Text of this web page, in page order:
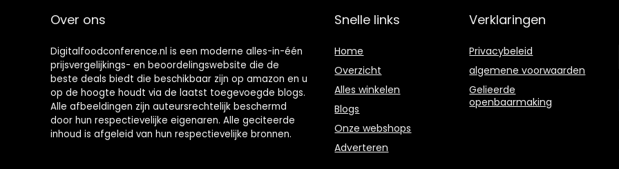
Over ons
Digitalfoodconference.nl is een moderne alles-in-één
prijsvergelijkings- en beoordelingswebsite die de
beste deals biedt die beschikbaar zijn op amazon en u
op de hoogte houdt via de laatst toegevoegde blogs.
Alle afbeeldingen zijn auteursrechtelijk beschermd
door hun respectievelijke eigenaren. Alle geciteerde
inhoud is afgeleid van hun respectievelijke bronnen.
Snelle links
Home
Overzicht
Alles winkelen
Blogs
Onze webshops
Adverteren
Verklaringen
Privacybeleid
algemene voorwaarden
Gelieerde
openbaarmaking